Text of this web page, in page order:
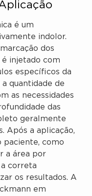
é um
indolor.
dos
injetado com
específicos da
quantidade de
as necessidades
das
geralmente
Após a aplicação,
paciente, como
a área por
correta
os resultados. A
em